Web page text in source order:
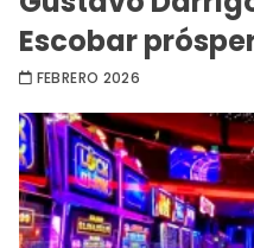
Escobar
FEBRERO 2026